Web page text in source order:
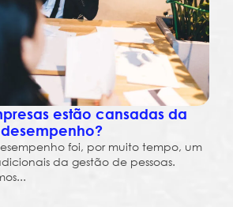
estão cansadas da
foi, por muito tempo, um
da gestão de pessoas.